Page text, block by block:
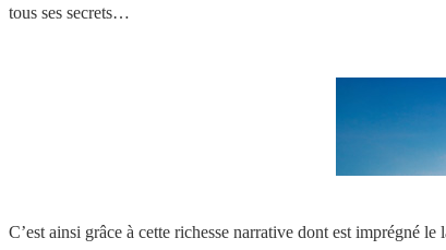
tous ses secrets…
C’est ainsi grâce à cette richesse narrative dont est imprégné